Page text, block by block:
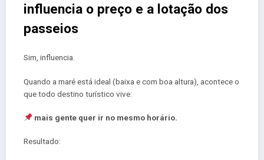
influencia o preço e a lotação dos
passeios
Sim, influencia.
Quando a maré está ideal (baixa e com boa altura), acontece o
que todo destino turístico vive:
mais gente quer ir no mesmo horário.
Resultado: